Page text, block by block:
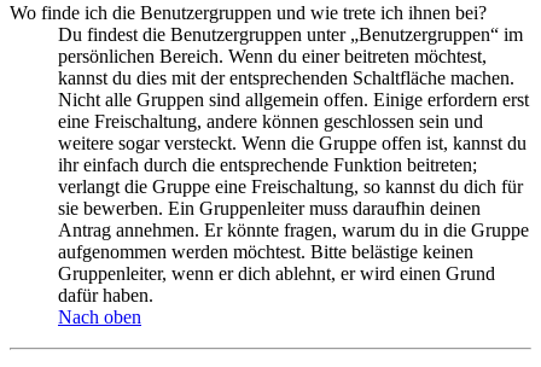
Wo finde ich die Benutzergruppen und wie trete ich ihnen bei?
Du findest die Benutzergruppen unter „Benutzergruppen“ im
persönlichen Bereich. Wenn du einer beitreten möchtest,
kannst du dies mit der entsprechenden Schaltfläche machen.
Nicht alle Gruppen sind allgemein offen. Einige erfordern erst
eine Freischaltung, andere können geschlossen sein und
weitere sogar versteckt. Wenn die Gruppe offen ist, kannst du
ihr einfach durch die entsprechende Funktion beitreten;
verlangt die Gruppe eine Freischaltung, so kannst du dich für
sie bewerben. Ein Gruppenleiter muss daraufhin deinen
Antrag annehmen. Er könnte fragen, warum du in die Gruppe
aufgenommen werden möchtest. Bitte belästige keinen
Gruppenleiter, wenn er dich ablehnt, er wird einen Grund
dafür haben.
Nach oben